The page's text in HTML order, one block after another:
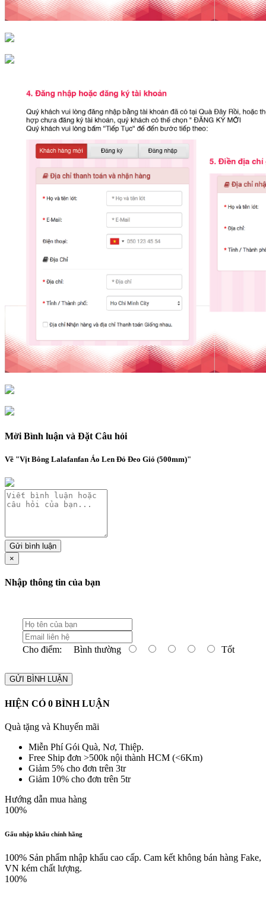
Mời Bình luận và Đặt Câu hỏi
Về "Vịt Bông Lalafanfan Áo Len Đỏ Đeo Giỏ (500mm)"
Gửi bình luận
×
Nhập thông tin của bạn
Cho điểm: Bình thường Tốt
GỬI BÌNH LUẬN
HIỆN CÓ 0 BÌNH LUẬN
Quà tặng và Khuyến mãi
Miễn Phí Gói Quà, Nơ, Thiệp.
Free Ship đơn >500k nội thành HCM (<6Km)
Giảm 5% cho đơn trên 3tr
Giảm 10% cho đơn trên 5tr
Hướng dẫn mua hàng
100%
Gấu nhập khẩu chính hãng
100% Sản phẩm nhập khẩu cao cấp. Cam kết không bán hàng Fake,
VN kém chất lượng.
100%